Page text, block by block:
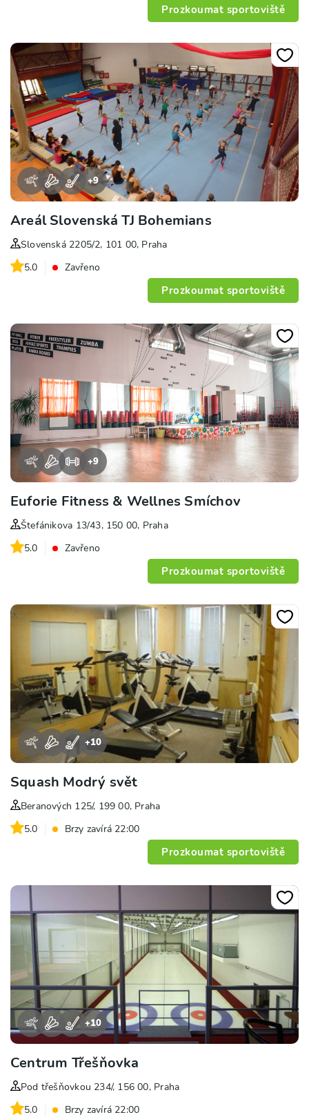
Prozkoumat sportoviště
+9
Areál Slovenská TJ Bohemians
Slovenská 2205/2, 101 00, Praha
5.0
Zavřeno
Prozkoumat sportoviště
+9
Euforie Fitness & Wellnes Smíchov
Štefánikova 13/43, 150 00, Praha
5.0
Zavřeno
Prozkoumat sportoviště
+10
Squash Modrý svět
Beranových 125/, 199 00, Praha
5.0
Brzy zavírá 22:00
Prozkoumat sportoviště
+10
Centrum Třešňovka
Pod třešňovkou 234/, 156 00, Praha
5.0
Brzy zavírá 22:00